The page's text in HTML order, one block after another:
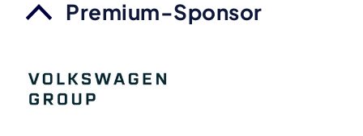
Premium-Sponsor